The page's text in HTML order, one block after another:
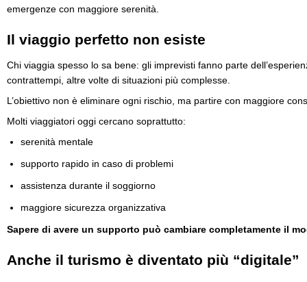
emergenze con maggiore serenità.
Il viaggio perfetto non esiste
Chi viaggia spesso lo sa bene: gli imprevisti fanno parte
contrattempi, altre volte di situazioni più complesse.
L’obiettivo non è eliminare ogni rischio, ma partire con maggiore
Molti viaggiatori oggi cercano soprattutto:
serenità mentale
supporto rapido in caso di problemi
assistenza durante il soggiorno
maggiore sicurezza organizzativa
Sapere di avere un supporto può cambiare completamente il
Anche il turismo è diventato più “digitale”